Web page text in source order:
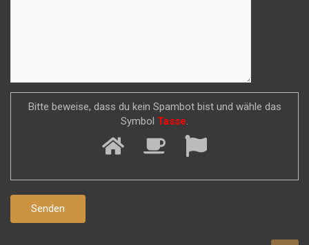
Bitte beweise, dass du kein Spambot bist und wähle das
Symbol Tasse.